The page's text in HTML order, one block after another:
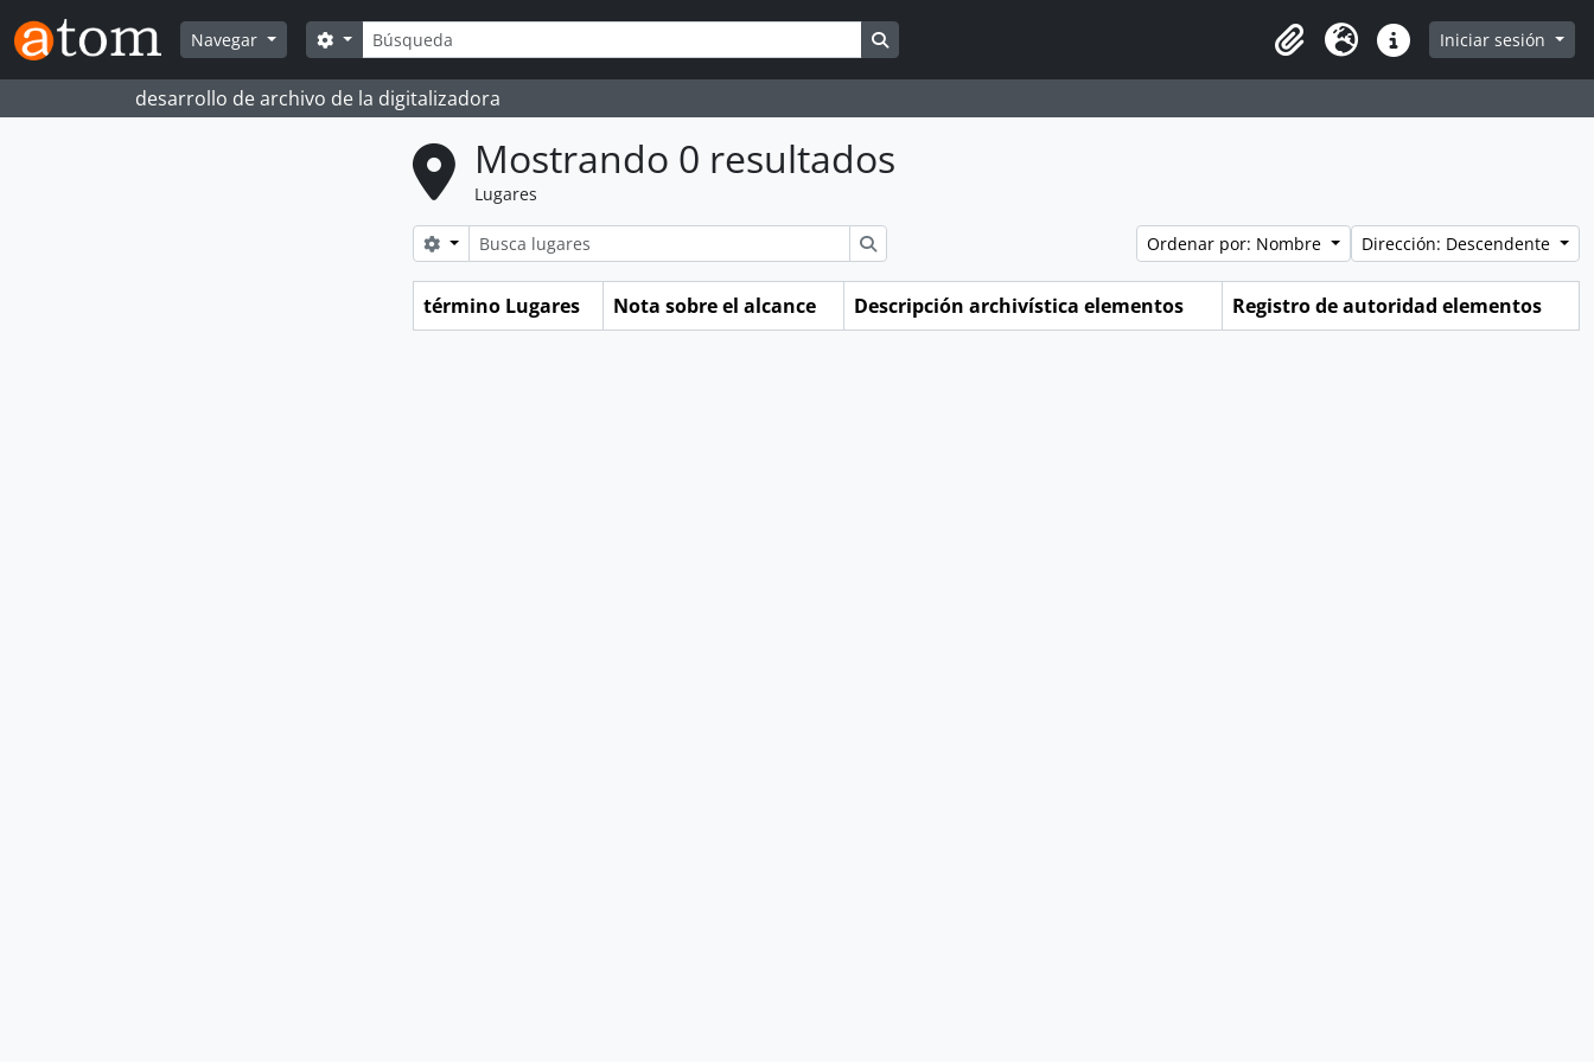
Skip to main content
Navegar
Búsqueda
Search options
Portapapeles
Idioma Enlaces rápidos
Iniciar sesión
desarrollo de archivo de la digitalizadora
Mostrando 0 resultados
Lugares
Search options Ordenar por: Nombre Dirección: Descendente
término Lugares Nota sobre el alcance Descripción archivística elementos Registro de autoridad elementos